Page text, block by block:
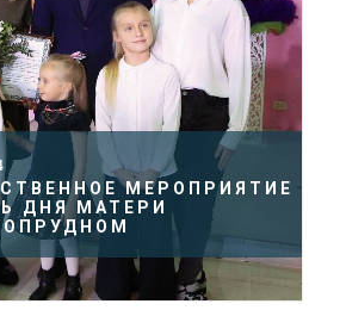
МЕРОПРИЯТИЕ
ДНЯ МАТЕРИ